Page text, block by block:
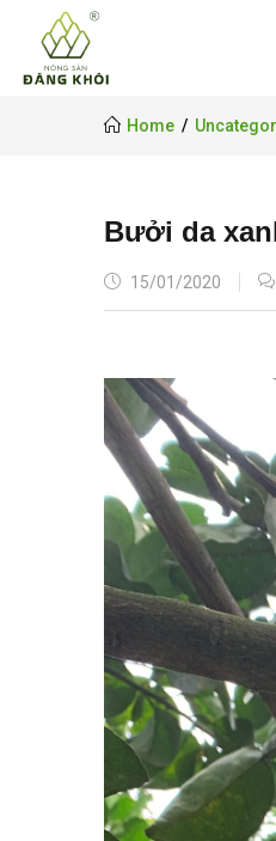
Home
Bưởi da
POSTED
15/01/2020